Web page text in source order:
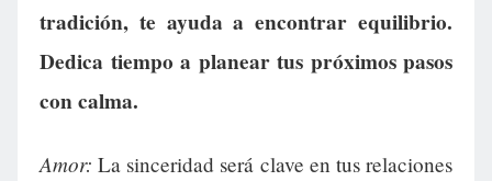
tradición, te ayuda a encontrar equilibrio.
Dedica tiempo a planear tus próximos pasos
con calma.
Amor: La sinceridad será clave en tus relaciones